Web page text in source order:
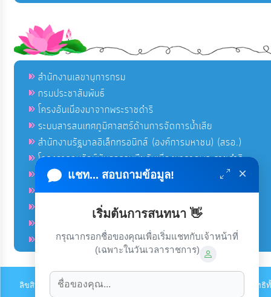
สำนักงานเลขานุการกรม
กรมประชาสัมพันธ์
โครงอันเนื่องมาจากพระราชดำริ
ระบบสารสนเทศภูมิศาสตร์ด้านการจัดการน้ำเสีย
สำนักงานรัฐบาลอิเล็กทรอนิกส์ (องค์การมหาชน) (สรอ.)
โครงการอนุรักษ์พันธุกรรมพืชอันเนื่องมาจากพระราชดำริ
คลังข่าวมหาไทย
คู่มือตาม พ.ร.บ.อำนวยความสดวกฯ
ฐานข้อมูลหน่วยงานภาครัฐ (INFO)
ศูนย์อำนวยการบริหารจังหวัดชายแดนภาคใต้ ศอ.บต.
ลิขสิทธิ์ © 2022-2023 องค์การบริหารส่วนตำบลนาส่วง. ขอสงวนไว้ซึ่งสิท
แชท... สอบถามข้อมูล! ×
เริ่มต้นการสนทนา 👋
กรุณากรอกชื่อของคุณเพื่อเริ่มแชทกับเจ้าหน้าที่
(เฉพาะในวันเวลาราชการ)